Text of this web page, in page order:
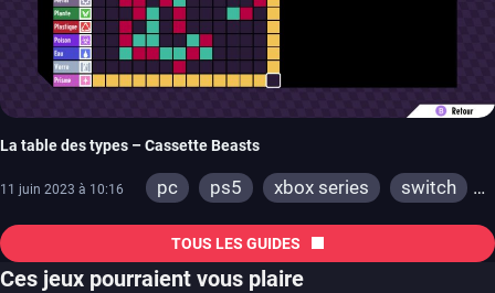
La table des types – Cassette Beasts
11 juin 2023 à 10:16 pc ps5 xbox series
switch
TOUS LES GUIDES
Ces jeux pourraient vous plaire